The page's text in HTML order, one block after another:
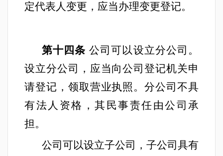
定代表人变更，应当办理变更登记。
第十四条 公司可以设立分公司。
设立分公司，应当向公司登记机关申
请登记，领取营业执照。分公司不具
有法人资格，其民事责任由公司承
担。
公司可以设立子公司，子公司具有